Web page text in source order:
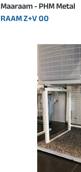
Maaraam - PHM Metal
RAAM Z+V 00